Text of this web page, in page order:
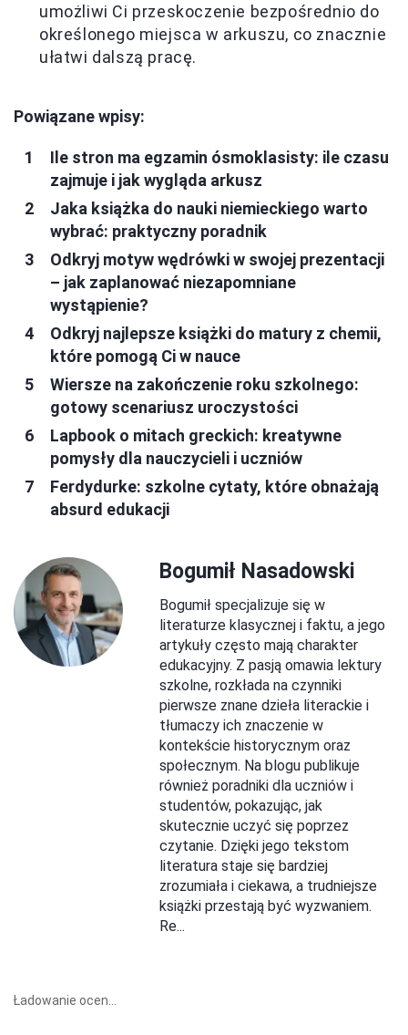
umożliwi Ci przeskoczenie bezpośrednio do
określonego miejsca w arkuszu, co znacznie
ułatwi dalszą pracę.
Powiązane wpisy:
Ile stron ma egzamin ósmoklasisty: ile czasu
zajmuje i jak wygląda arkusz
Jaka książka do nauki niemieckiego warto
wybrać: praktyczny poradnik
Odkryj motyw wędrówki w swojej prezentacji
– jak zaplanować niezapomniane
wystąpienie?
Odkryj najlepsze książki do matury z chemii,
które pomogą Ci w nauce
Wiersze na zakończenie roku szkolnego:
gotowy scenariusz uroczystości
Lapbook o mitach greckich: kreatywne
pomysły dla nauczycieli i uczniów
Ferdydurke: szkolne cytaty, które obnażają
absurd edukacji
Bogumił Nasadowski
Bogumił specjalizuje się w
literaturze klasycznej i faktu, a jego
artykuły często mają charakter
edukacyjny. Z pasją omawia lektury
szkolne, rozkłada na czynniki
pierwsze znane dzieła literackie i
tłumaczy ich znaczenie w
kontekście historycznym oraz
społecznym. Na blogu publikuje
również poradniki dla uczniów i
studentów, pokazując, jak
skutecznie uczyć się poprzez
czytanie. Dzięki jego tekstom
literatura staje się bardziej
zrozumiała i ciekawa, a trudniejsze
książki przestają być wyzwaniem.
Re...
Ładowanie ocen...